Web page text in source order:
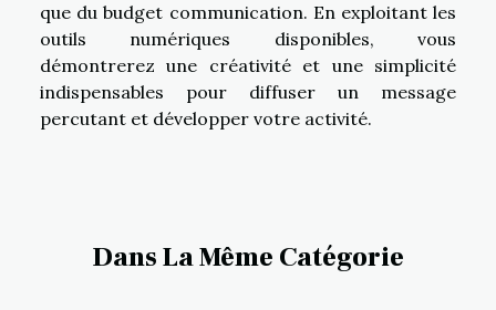
que du budget communication. En exploitant les
outils numériques disponibles, vous
démontrerez une créativité et une simplicité
indispensables pour diffuser un message
percutant et développer votre activité.
Dans La Même Catégorie